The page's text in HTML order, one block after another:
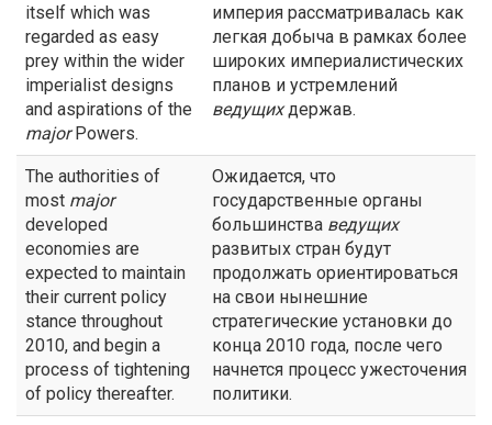
itself which was
regarded as easy
prey within the wider
imperialist designs
and aspirations of the
majorPowers.
империя рассматривалась как
легкая добыча в рамках более
широких империалистических
планов и устремлений
ведущихдержав.
The authorities of
most major
developed
economies are
expected to maintain
their current policy
stance throughout
2010, and begin a
process of tightening
of policy thereafter.
Ожидается, что
государственные органы
большинства ведущих
развитых стран будут
продолжать ориентироваться
на свои нынешние
стратегические установки до
конца 2010 года, после чего
начнется процесс ужесточения
политики.